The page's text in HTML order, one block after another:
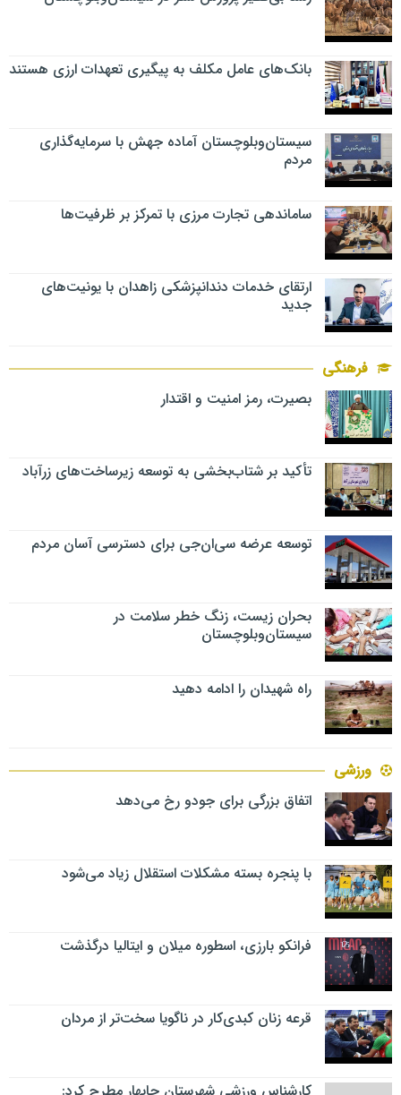
بانک‌های عامل مکلف به پیگیری تعهدات ارزی هستند
سیستان‌وبلوچستان آماده جهش با سرمایه‌گذاری
مردم
ساماندهی تجارت مرزی با تمرکز بر ظرفیت‌ها
ارتقای خدمات دندانپزشکی زاهدان با یونیت‌های
جدید
فرهنگی
بصیرت، رمز امنیت و اقتدار
تأکید بر شتاب‌بخشی به توسعه زیرساخت‌های زرآباد
توسعه عرضه سی‌ان‌جی برای دسترسی آسان مردم
بحران زیست، زنگ خطر سلامت در
سیستان‌وبلوچستان
راه شهیدان را ادامه دهید
ورزشی
اتفاق بزرگی برای جودو رخ می‌دهد
با پنجره بسته مشکلات استقلال زیاد می‌شود
فرانکو بارزی، اسطوره میلان و ایتالیا درگذشت
قرعه زنان کبدی‌کار در ناگویا سخت‌تر از مردان